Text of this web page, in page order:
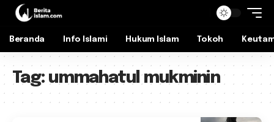
Beranda Info Islami Hukum Islam Tokoh
Tag: ummahatul mukminin